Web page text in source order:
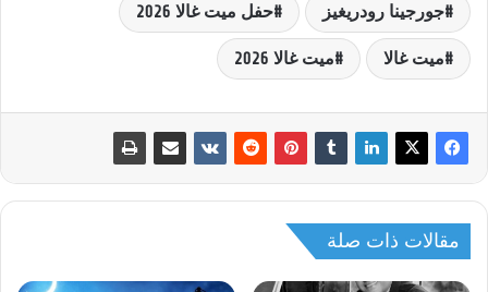
جورجينا رودريغيز حفل ميت غالا 2026
ميت غالا ميت غالا 2026
مقالات ذات صلة